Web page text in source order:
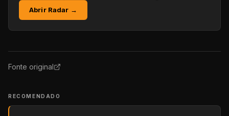
Abrir Radar →
Fonte original
RECOMENDADO